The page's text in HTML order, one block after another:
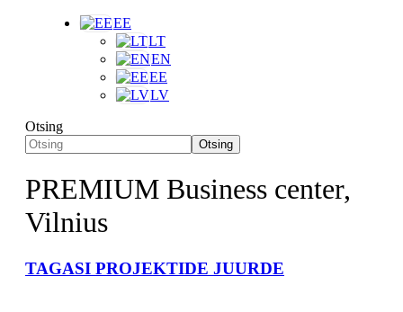
EE
LT
EN
EE
LV
Otsing
Otsing
PREMIUM Business center,
Vilnius
TAGASI PROJEKTIDE JUURDE